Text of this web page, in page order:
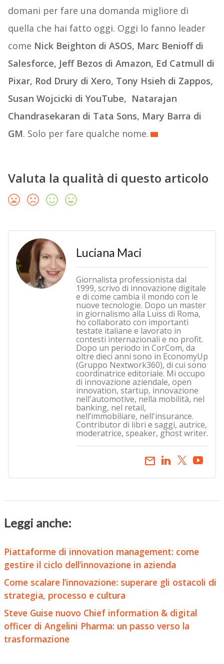
domani per fare una domanda migliore di
quella che hai fatto oggi. Oggi lo fanno leader
come Nick Beighton di ASOS, Marc Benioff di
Salesforce, Jeff Bezos di Amazon, Ed Catmull di
Pixar, Rod Drury di Xero, Tony Hsieh di Zappos,
Susan Wojcicki di YouTube, Natarajan
Chandrasekaran di Tata Sons, Mary Barra di
GM. Solo per fare qualche nome.
Valuta la qualità di questo articolo
Luciana Maci
Giornalista professionista dal
1999, scrivo di innovazione digitale
e di come cambia il mondo con le
nuove tecnologie. Dopo un master
in giornalismo alla Luiss di Roma,
ho collaborato con importanti
testate italiane e lavorato in
contesti internazionali e no profit.
Dopo un periodo in CorCom, da
oltre dieci anni sono in EconomyUp
(Gruppo Nextwork360), di cui sono
coordinatrice editoriale. Mi occupo
di innovazione aziendale, open
innovation, startup, innovazione
nell'automotive, nella mobilità, nel
banking, nel retail,
nell’immobiliare, nell'insurance.
Contributor di libri e saggi, autrice,
moderatrice, speaker, ghost writer.
email
Leggi anche:
Piattaforme di innovation management: come
gestire il ciclo dell’innovazione in azienda
Come scalare l’innovazione: superare gli ostacoli di
strategia, processo e cultura
Steve Guise nuovo Chief information & digital
officer di Angelini Pharma: un passo verso la
trasformazione